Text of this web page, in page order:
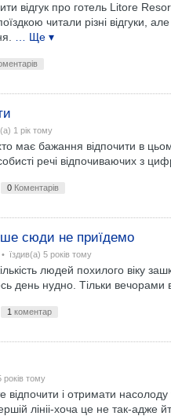
відгук про готель Litore
читали різні відгуки,
… Ще ▾
1 рік тому
має бажання відпочити в
речі відпочиваючих з
0Коментарів
сюди не приїдемо
• їздив(а) 5 років тому
людей похилого віку
день нудно. Тільки вечорами
1 коментар
років тому
і отримати
лініі-хоча це не так-адже